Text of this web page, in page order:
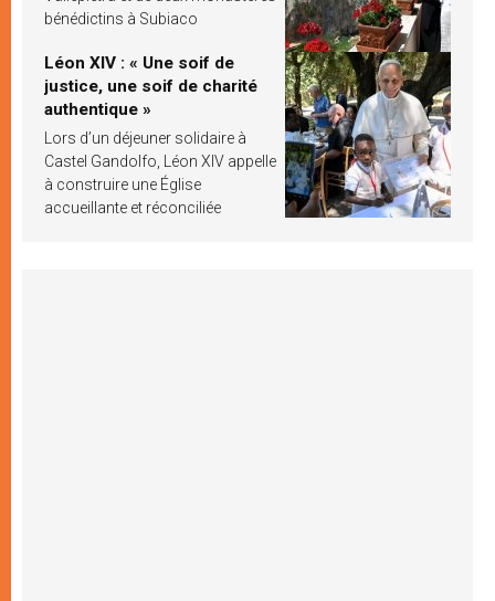
bénédictins à Subiaco
Léon XIV : « Une soif de
justice, une soif de charité
authentique »
Lors d’un déjeuner solidaire à
Castel Gandolfo, Léon XIV appelle
à construire une Église
accueillante et réconciliée